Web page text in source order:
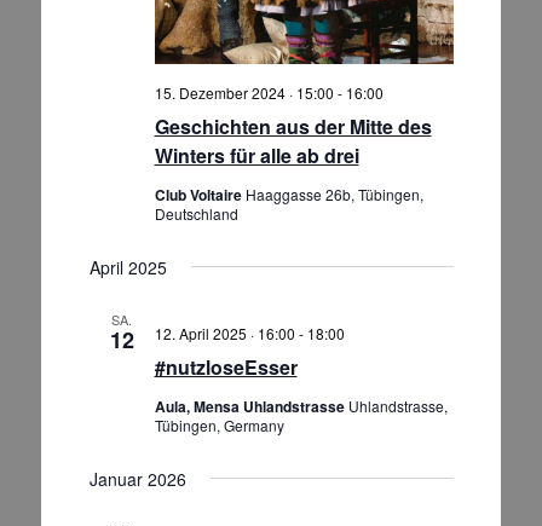
Geschichten aus der Mitte des
Winters für alle ab drei
15. Dezember 2024 · 15:00 - 16:00
Club Voltaire Haaggasse 26b, Tübingen,
Deutschland
April 2025
SA.
12
#nutzloseEsser
12. April 2025 · 16:00 - 18:00
Aula, Mensa Uhlandstrasse Uhlandstrasse,
Tübingen, Germany
Januar 2026